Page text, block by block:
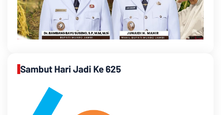
Sambut Hari Jadi Ke 625